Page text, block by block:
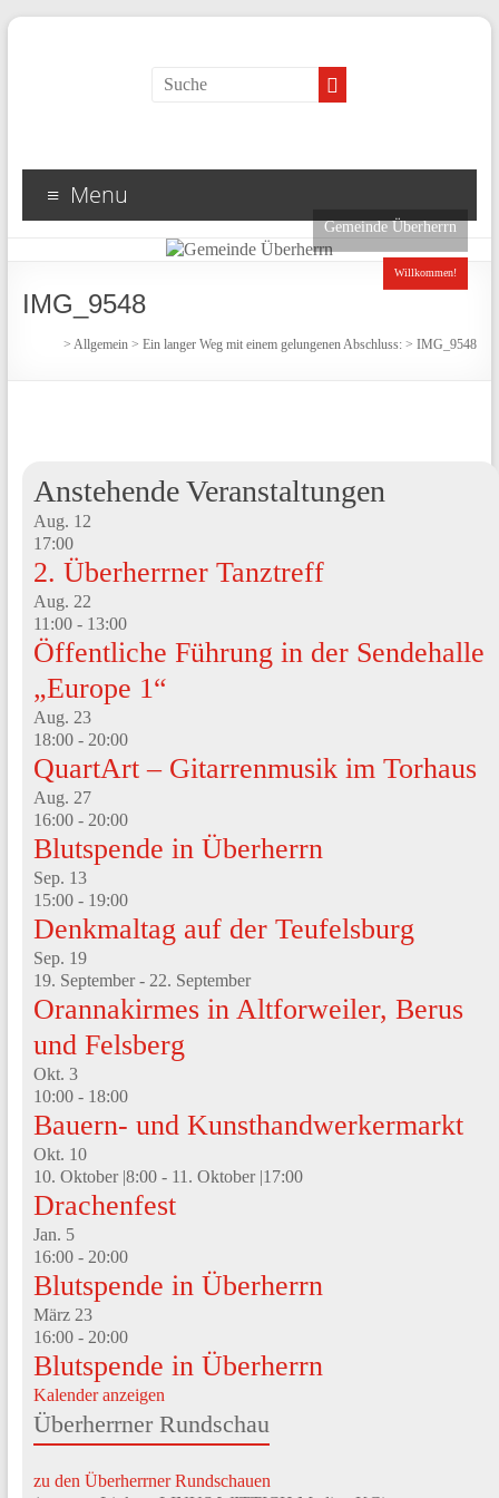
Menu
Gemeinde Überherrn
Willkommen!
IMG_9548
>Allgemein >Ein langer Weg mit einem gelungenen Abschluss: >IMG_9548
Anstehende Veranstaltungen
Aug. 12
17:00
2. Überherrner Tanztreff
Aug. 22
11:00- 13:00
Öffentliche Führung in der Sendehalle
„Europe 1“
Aug. 23
18:00- 20:00
QuartArt – Gitarrenmusik im Torhaus
Aug. 27
16:00- 20:00
Blutspende in Überherrn
Sep. 13
15:00- 19:00
Denkmaltag auf der Teufelsburg
Sep. 19
19. September- 22. September
Orannakirmes in Altforweiler, Berus
und Felsberg
Okt. 3
10:00- 18:00
Bauern- und Kunsthandwerkermarkt
Okt. 10
10. Oktober |8:00- 11. Oktober |17:00
Drachenfest
Jan. 5
16:00- 20:00
Blutspende in Überherrn
März 23
16:00- 20:00
Blutspende in Überherrn
Kalender anzeigen
Überherrner Rundschau
zu den Überherrner Rundschauen